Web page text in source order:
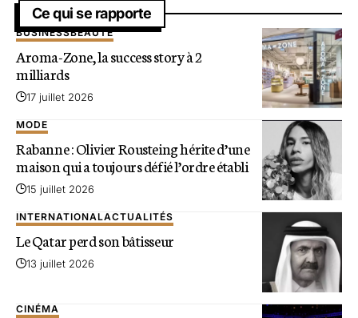
Ce qui se rapporte
BUSINESSBEAUTÉ
Aroma-Zone, la success story à 2
milliards
17 juillet 2026
MODE
Rabanne : Olivier Rousteing hérite d’une
maison qui a toujours défié l’ordre établi
15 juillet 2026
INTERNATIONALACTUALITÉS
Le Qatar perd son bâtisseur
13 juillet 2026
CINÉMA